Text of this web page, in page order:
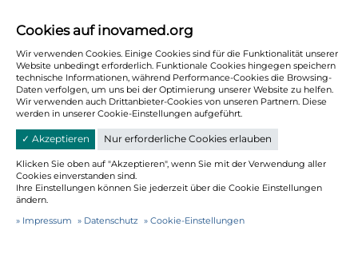
Cookies auf inovamed.org
Wir verwenden Cookies. Einige Cookies sind für die Funktionalität unserer
Website unbedingt erforderlich. Funktionale Cookies hingegen speichern
technische Informationen, während Performance-Cookies die Browsing-
Daten verfolgen, um uns bei der Optimierung unserer Website zu helfen.
Wir verwenden auch Drittanbieter-Cookies von unseren Partnern. Diese
werden in unserer Cookie-Einstellungen aufgeführt.
✓ Akzeptieren Nur erforderliche Cookies erlauben
Klicken Sie oben auf "Akzeptieren", wenn Sie mit der Verwendung aller
Cookies einverstanden sind.
Ihre Einstellungen können Sie jederzeit über die Cookie Einstellungen
ändern.
Impressum
Datenschutz Cookie-Einstellungen